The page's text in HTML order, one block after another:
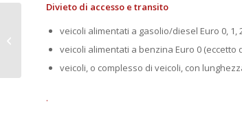
Divieto di accesso e transito
veicoli alimentati a gasolio/diesel Euro 0, 1,
veicoli alimentati a benzina Euro 0 (eccetto
veicoli, o complesso di veicoli, con
.
consulenza legale in materia di
crediti per i soci craav